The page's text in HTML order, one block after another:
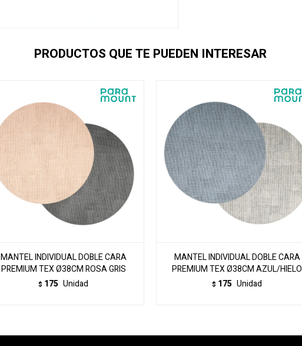
PRODUCTOS QUE TE PUEDEN INTERESAR
MANTEL INDIVIDUAL DOBLE CARA
PREMIUM TEX Ø38CM ROSA GRIS
$ 175 Unidad
MANTEL INDIVIDUAL DOBLE CARA
PREMIUM TEX Ø38CM AZUL/HIELO
$ 175 Unidad